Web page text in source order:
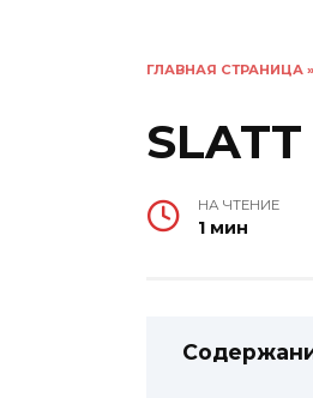
ГЛАВНАЯ СТРАНИЦА »
НА ЧТЕНИЕ
1 мин